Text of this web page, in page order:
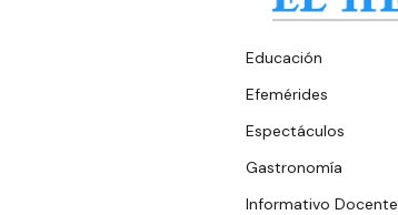
Educación
Efemérides
Espectáculos
Gastronomía
Informativo Docente